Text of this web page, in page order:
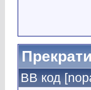
BB код